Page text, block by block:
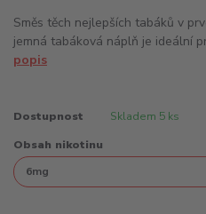
Směs těch nejlepších tabáků v
jemná tabáková náplň je ideální
popis
Dostupnost Skladem 5 ks
Obsah nikotinu